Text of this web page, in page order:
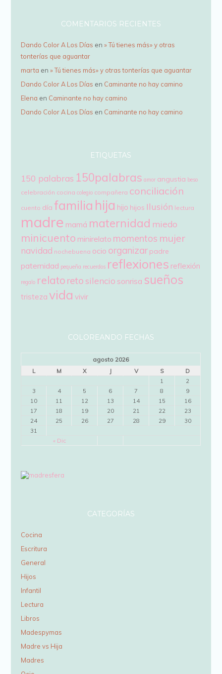
COMENTARIOS RECIENTES
Dando Color A Los Días en» Tú tienes más» y otras
tonterías que aguantar
marta en» Tú tienes más» y otras tonterías que aguantar
Dando Color A Los Días en Caminante no hay camino
Elena en Caminante no hay camino
Dando Color A Los Días en Caminante no hay camino
ETIQUETAS
150 palabras 150palabras amor angustia beso
celebración cocina colegio compañera conciliación
cuento día familia hija hijo hijos Ilusión lectura
madre mamá maternidad miedo
minicuento minirelato momentos mujer
navidad nochebuena ocio organizar padre
paternidad pequeña recuerdos reflexiones reflexión
regalo relato reto silencio sonrisa sueños
tristeza vida vivir
COLOREANDO FECHAS
agosto 2026
L
M X J V S D
« Dic
1
2
3
4 5 6 7 8
9
10
11 12 13 14 15
16
17
18 19 20 21 22
23
24
25 26 27 28 29
30
31
CATEGORÍAS
Cocina
Escritura
General
Hijos
Infantil
Lectura
Libros
Madespymas
Madre vs Hija
Madres